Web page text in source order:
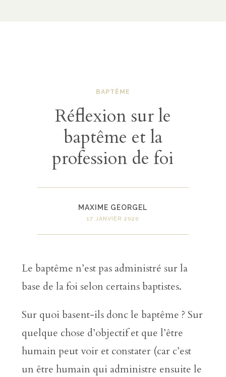
BAPTÊME
Réflexion sur le
baptême et la
profession de foi
MAXIME GEORGEL
17 JANVIER 2020
Le baptême n’est pas administré sur la
base de la foi selon certains baptistes.
Sur quoi basent-ils donc le baptême ? Sur
quelque chose d’objectif et que l’être
humain peut voir et constater (car c’est
un être humain qui administre ensuite le